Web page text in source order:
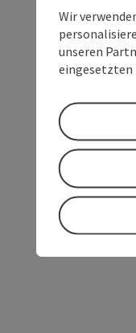
Wir
unseren
eingesetzten